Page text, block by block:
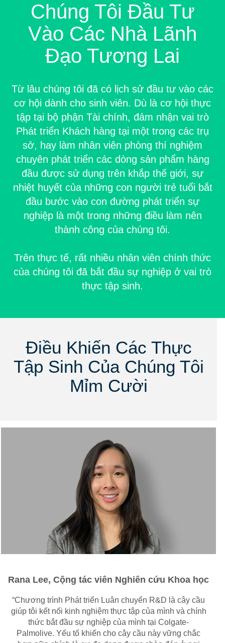
tầm nhìn.
XEM CƠ HỘI
DÀNH CHO
SINH VIÊN >
Chúng Tôi Đầu Tư
Vào Các Nhà Lãnh
Đạo Tương Lai
Từ lâu chúng tôi đã có lịch sử đầu tư vào các
cơ hội dành cho sinh viên. Dù là cơ hội thực
tập tại bộ phận Tài chính, đảm nhận vai trò
Phát triển Khách hàng tại một trong các trụ
sở, hay làm nhân viên phòng thí nghiệm
chuyên phát triển các dòng sản phẩm hàng
đầu được sử dụng trên khắp thế giới, sự
nhiệt huyết của những con người trẻ tuổi bắt
đầu bước vào con đường phát triển sự
nghiệp là một trong những điều làm nên
thành công của chúng tôi.
Trên thực tế, rất nhiều nhân viên chính thức
của chúng tôi đã bắt đầu sự nghiệp ở vai trò
thực tập sinh.
Điều Khiến Các Thực
Tập Sinh Của Chúng Tôi
Mỉm Cười
Rana Lee, Cộng tác viên Nghiên cứu Khoa học
“Chương trình Phát triển Luân chuyển R&D là cây cầu
giúp tôi kết nối kinh nghiệm thực tập của mình và chính
thức bắt đầu sự nghiệp của mình tại Colgate-
Palmolive. Yếu tố khiến cho cây cầu này vững chắc